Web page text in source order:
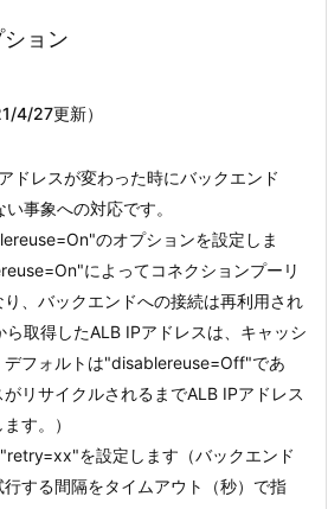
ョン
4/27更新）
ドレスが変わった時にバックエンド
い事象への対応です。
のオプションを設定しま
によってコネクションプーリ
り、バックエンドへの接続は再利用され
ら取得したALB IPアドレスは、キャッシ
デフォルトは"disablereuse=Off"であ
がリサイクルされるまでALB IPアドレス
す。）
を設定します（バックエンド
する間隔をタイムアウト（秒）で指